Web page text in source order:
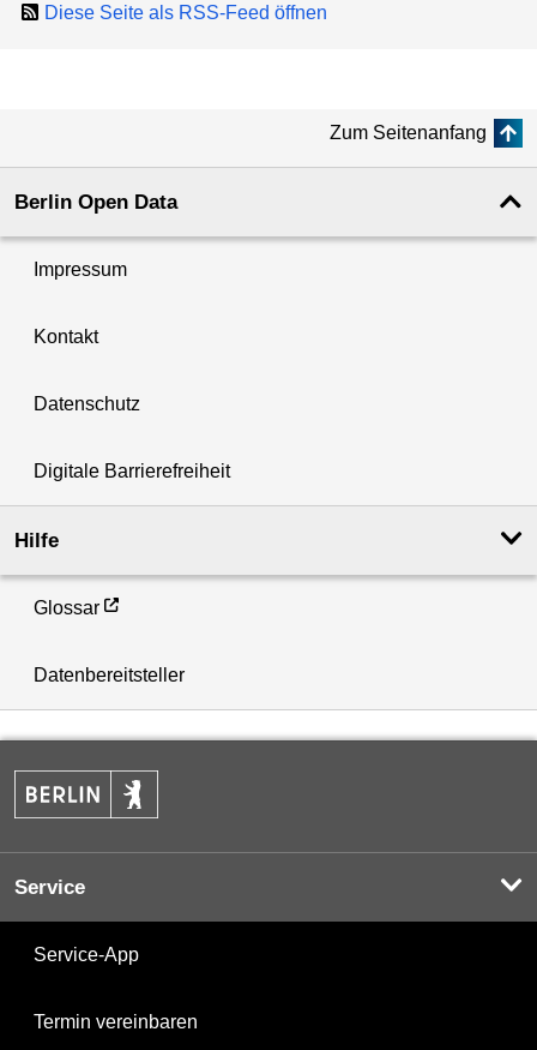
Diese Seite als RSS-Feed öffnen
Zum Seitenanfang
Berlin Open Data
Impressum
Kontakt
Datenschutz
Digitale Barrierefreiheit
Hilfe
Glossar
Datenbereitsteller
Service
Service-App
Termin vereinbaren